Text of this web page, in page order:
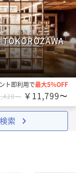
ト即利用で最大5％OFF
〜 ￥11,799〜
索